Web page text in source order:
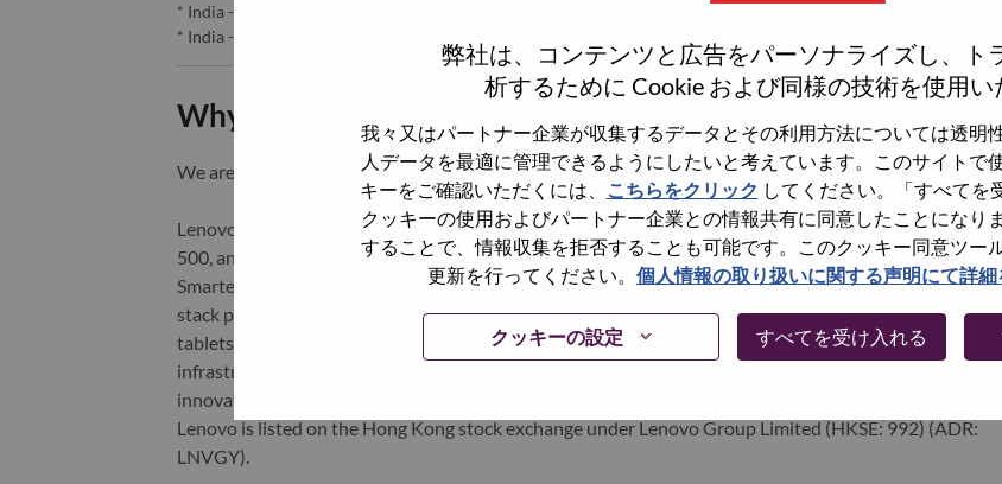
弊社は、コンテンツと広告をパーソナライズし、ト
析するために Cookie および同様の技術を使用い
我々又はパートナー企業が収集するデータとその利用方法については透明
人データを最適に管理できるようにしたいと考えています。このサイトで
キーをご確認いただくには、
こちらをクリック してください。「すべてを
クッキーの使用およびパートナー企業との情報共有に同意したことになり
することで、情報収集を拒否することも可能です。このクッキー同意ツー
更新を行ってください。 個人情報の取り扱いに関する声明にて詳
クッキーの設定 すべてを受け入れる
* India - Karnātaka - Bangalore
* India - Karnātaka - BANGALORE
Why Work at Lenovo
We are Lenovo. We do what we say. We own what we do. We WOW our customers.
Lenovo is a US$83 billion revenue global technology powerhouse, ranked #196 in the Fortune Global
500, and serving millions of customers every day in 180 markets. Focused on a bold vision to deliver
Smarter Technology for All, Lenovo has built on its success as the world’s largest PC company with a
stack portfolio of AI-enabled, AI-ready, and AI-optimized devices (PCs, workstations, smartphones,
tablets), infrastructure (server, storage, edge, high performance computing and software defined
infrastructure), software, solutions, and services. Lenovo’s continued investment in world-changing
innovation is building a more equitable, trustworthy, and smarter future for everyone, everywhere.
Lenovo is listed on the Hong Kong stock exchange under Lenovo Group Limited (HKSE: 992) (ADR:
LNVGY).